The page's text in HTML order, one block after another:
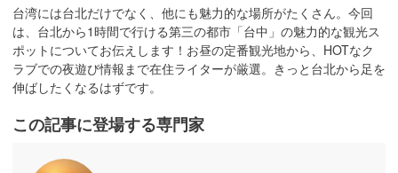
台湾には台北だけでなく、他にも魅力的な場所がたくさん。今回
は、台北から1時間で行ける第三の都市「台中」の魅力的な観光ス
ポットについてお伝えします！お昼の定番観光地から、HOTなク
ラブでの夜遊び情報まで在住ライターが厳選。きっと台北から足を
伸ばしたくなるはずです。
この記事に登場する専門家